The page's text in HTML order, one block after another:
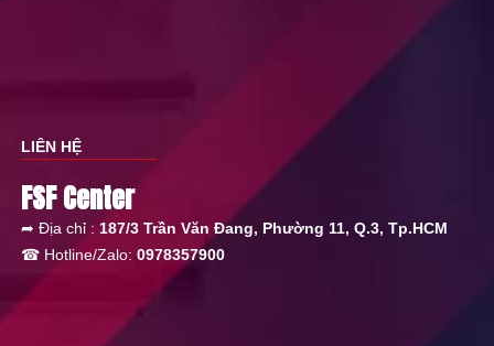
LIÊN HỆ
FSF Center
➦ Địa chỉ : 187/3 Trần Văn Đang, Phường 11, Q.3, Tp.HCM
☎ Hotline/Zalo: 0978357900